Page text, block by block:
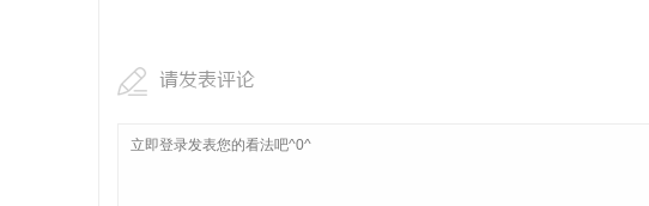
请发表评论